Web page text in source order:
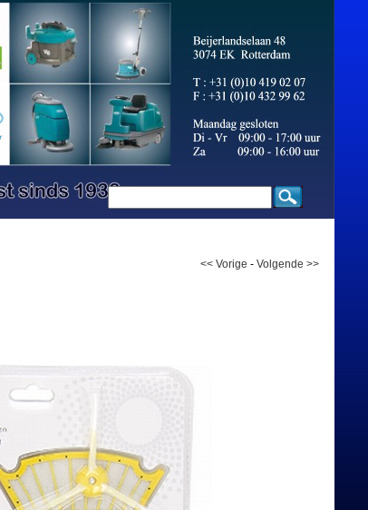
<< Vorige - Volgende >>